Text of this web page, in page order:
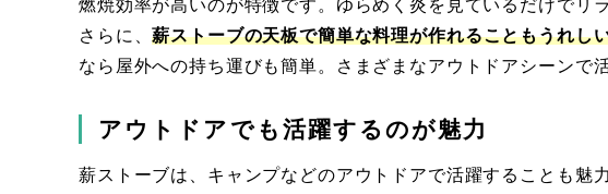
燃焼効率が高いのが特徴です。ゆらめく炎を見ているだけでリ
さらに、薪ストーブの天板で簡単な料理が作れることもうれし
なら屋外への持ち運びも簡単。さまざまなアウトドアシーンで
アウトドアでも活躍するのが魅力
薪ストーブは、キャンプなどのアウトドアで活躍することも魅